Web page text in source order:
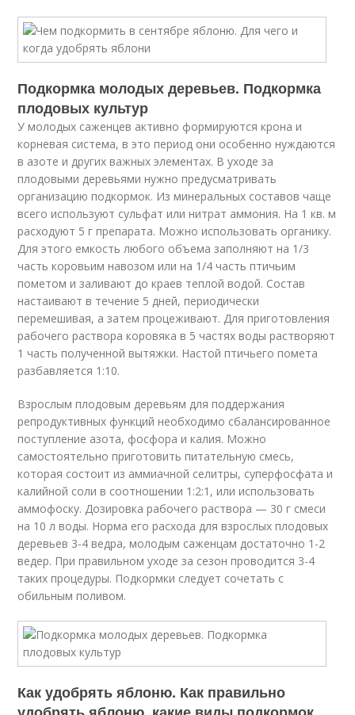
Подкормка молодых деревьев. Подкормка
плодовых культур
У молодых саженцев активно формируются крона и
корневая система, в это период они особенно нуждаются
в азоте и других важных элементах. В уходе за
плодовыми деревьями нужно предусматривать
организацию подкормок. Из минеральных составов чаще
всего используют сульфат или нитрат аммония. На 1 кв. м
расходуют 5 г препарата. Можно использовать органику.
Для этого емкость любого объема заполняют на 1/3
часть коровьим навозом или на 1/4 часть птичьим
пометом и заливают до краев теплой водой. Состав
настаивают в течение 5 дней, периодически
перемешивая, а затем процеживают. Для приготовления
рабочего раствора коровяка в 5 частях воды растворяют
1 часть полученной вытяжки. Настой птичьего помета
разбавляется 1:10.
Взрослым плодовым деревьям для поддержания
репродуктивных функций необходимо сбалансированное
поступление азота, фосфора и калия. Можно
самостоятельно приготовить питательную смесь,
которая состоит из аммиачной селитры, суперфосфата и
калийной соли в соотношении 1:2:1, или использовать
аммофоску. Дозировка рабочего раствора — 30 г смеси
на 10 л воды. Норма его расхода для взрослых плодовых
деревьев 3-4 ведра, молодым саженцам достаточно 1-2
ведер. При правильном уходе за сезон проводится 3-4
таких процедуры. Подкормки следует сочетать с
обильным поливом.
Как удобрять яблоню. Как правильно